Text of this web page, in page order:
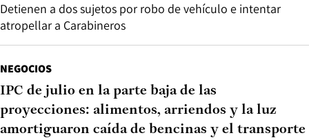
Detienen a dos sujetos por robo de vehículo e intentar
atropellar a Carabineros
NEGOCIOS
IPC de julio en la parte baja de las
proyecciones: alimentos, arriendos y la luz
amortiguaron caída de bencinas y el transporte